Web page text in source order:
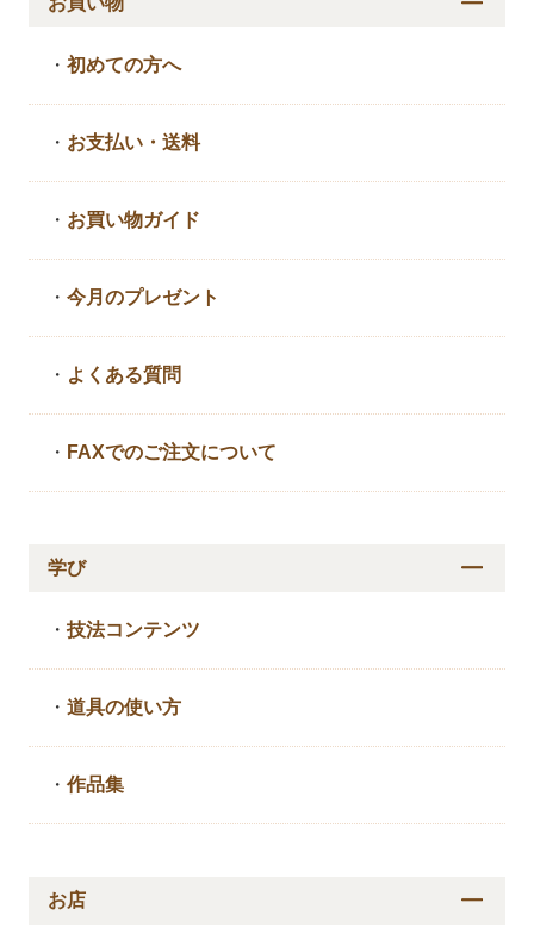
・初めての方へ
・ お支払い・送料
・ お買い物ガイド
・今月のプレゼント
・ よくある質問
・ FAXでのご注文について
学び
・技法コンテンツ
・道具の使い方
・作品集
お店